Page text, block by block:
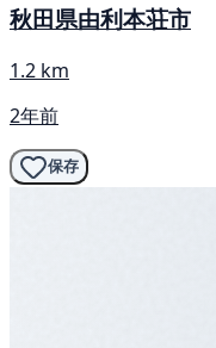
秋田県由利本荘市
1.2 km
2年前
保存